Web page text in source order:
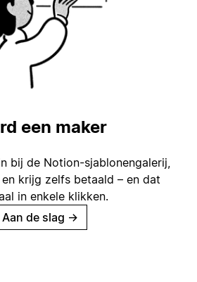
een maker
bij de Notion-sjablonengalerij,
krijg zelfs betaald – en dat
in enkele klikken.
Aan de slag →